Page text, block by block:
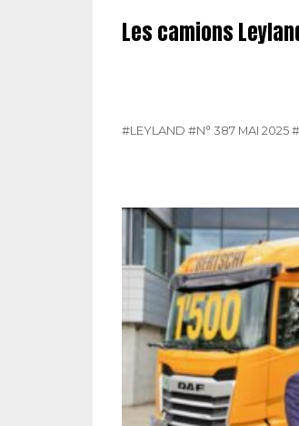
Les camions
#LEYLAND #N° 387 MAI 2025